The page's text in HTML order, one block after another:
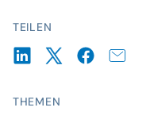
TEILEN
THEMEN